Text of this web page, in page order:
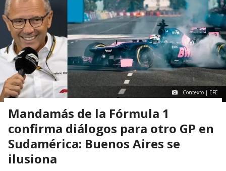
Contexto | EFE
Mandamás de la Fórmula 1
confirma diálogos para otro GP en
Sudamérica: Buenos Aires se
ilusiona